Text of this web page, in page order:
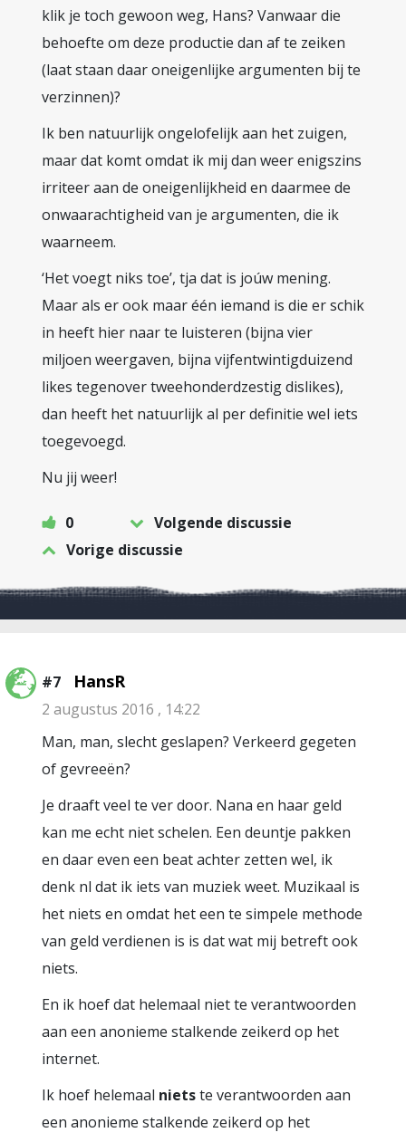
klik je toch gewoon weg, Hans? Vanwaar die
behoefte om deze productie dan af te zeiken
(laat staan daar oneigenlijke argumenten bij te
verzinnen)?
Ik ben natuurlijk ongelofelijk aan het zuigen,
maar dat komt omdat ik mij dan weer enigszins
irriteer aan de oneigenlijkheid en daarmee de
onwaarachtigheid van je argumenten, die ik
waarneem.
‘Het voegt niks toe’, tja dat is joúw mening.
Maar als er ook maar één iemand is die er schik
in heeft hier naar te luisteren (bijna vier
miljoen weergaven, bijna vijfentwintigduizend
likes tegenover tweehonderdzestig dislikes),
dan heeft het natuurlijk al per definitie wel iets
toegevoegd.
Nu jij weer!
0
Volgende discussie
Vorige discussie
#7 HansR
2 augustus 2016 , 14:22
Man, man, slecht geslapen? Verkeerd gegeten
of gevreeën?
Je draaft veel te ver door. Nana en haar geld
kan me echt niet schelen. Een deuntje pakken
en daar even een beat achter zetten wel, ik
denk nl dat ik iets van muziek weet. Muzikaal is
het niets en omdat het een te simpele methode
van geld verdienen is is dat wat mij betreft ook
niets.
En ik hoef dat helemaal niet te verantwoorden
aan een anonieme stalkende zeikerd op het
internet.
Ik hoef helemaal nietste verantwoorden aan
een anonieme stalkende zeikerd op het